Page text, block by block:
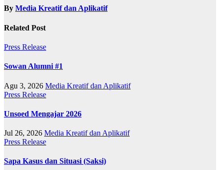
By Media Kreatif dan Aplikatif
Related Post
Press Release
Sowan Alumni #1
Agu 3, 2026 Media Kreatif dan Aplikatif
Press Release
Unsoed Mengajar 2026
Jul 26, 2026 Media Kreatif dan Aplikatif
Press Release
Sapa Kasus dan Situasi (Saksi)